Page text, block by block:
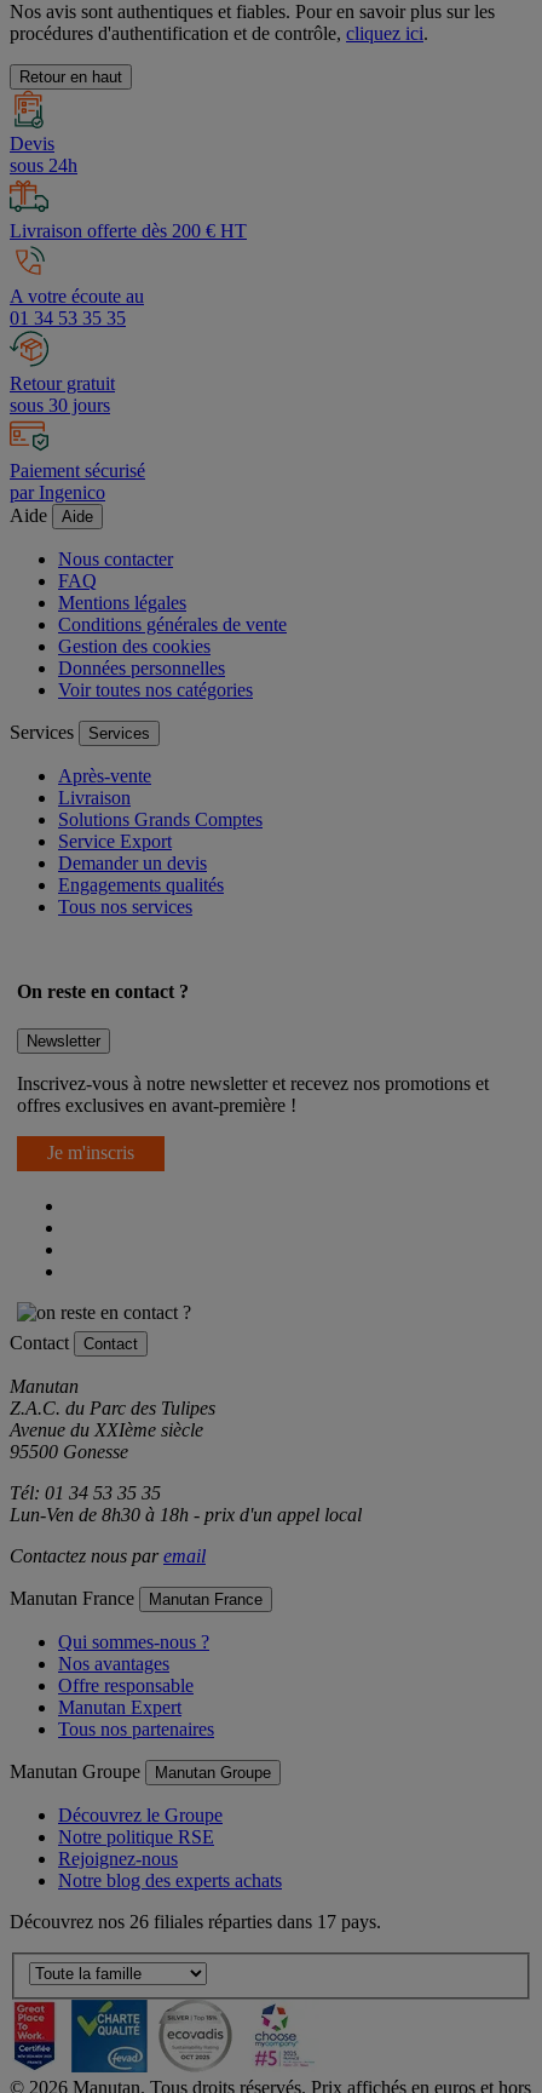
Nos avis sont authentiques et fiables. Pour en savoir plus sur les
procédures d'authentification et de contrôle, cliquez ici.
Retour en haut
Devis
sous 24h
Livraison offerte dès 200 € HT
A votre écoute au
01 34 53 35 35
Retour gratuit
sous 30 jours
Paiement sécurisé
par Ingenico
Aide
Aide
Nous contacter
FAQ
Mentions légales
Conditions générales de vente
Gestion des cookies
Données personnelles
Voir toutes nos catégories
Services Services
Après-vente
Livraison
Solutions Grands Comptes
Service Export
Demander un devis
Engagements qualités
Tous nos services
On reste en contact ?
Newsletter
Inscrivez-vous à notre newsletter et recevez nos promotions et
offres exclusives en avant-première !
Je m'inscris
Contact Contact
Manutan
Z.A.C. du Parc des Tulipes
Avenue du XXIème siècle
95500 Gonesse
Tél: 01 34 53 35 35
Lun-Ven de 8h30 à 18h - prix d'un appel local
Contactez nous paremail
Manutan France Manutan France
Qui sommes-nous ?
Nos avantages
Offre responsable
Manutan Expert
Tous nos partenaires
Manutan Groupe Manutan Groupe
Découvrez le Groupe
Notre politique RSE
Rejoignez-nous
Notre blog des experts achats
Découvrez nos 26 filiales réparties dans 17 pays.
© 2026 Manutan. Tous droits réservés. Prix affichés en euros et hors